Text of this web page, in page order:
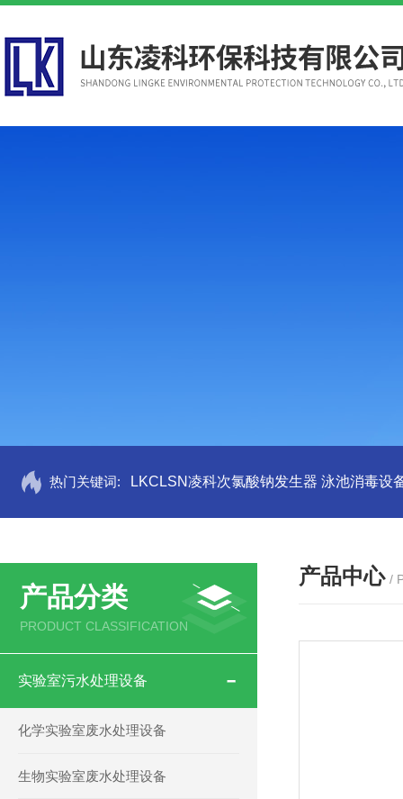
热门关键词: LKCLSN凌科次氯酸钠发生器 泳池消毒设
产品分类
PRODUCT CLASSIFICATION
实验室污水处理设备
化学实验室废水处理设备
生物实验室废水处理设备
产品中心 /